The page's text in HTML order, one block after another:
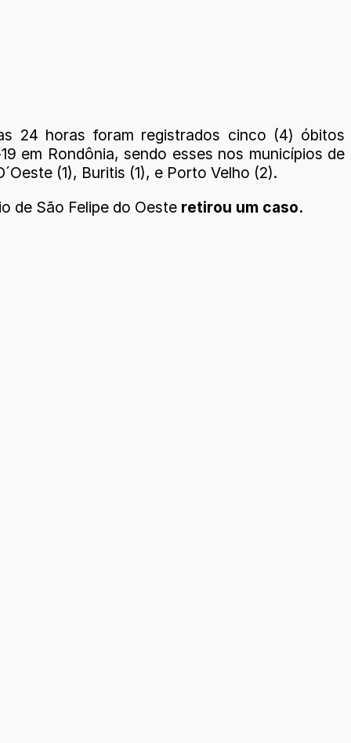
24 horas foram registrados cinco (4) óbitos
em Rondônia, sendo esses nos municípios de
(1), Buritis (1), e Porto Velho (2).
de São Felipe do Oeste retirou um caso.